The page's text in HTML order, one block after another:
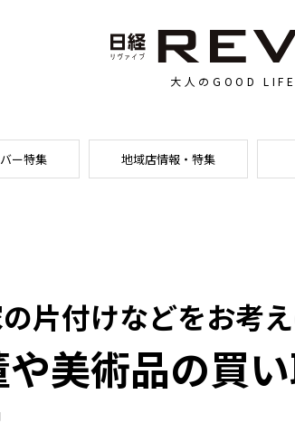
大人のGOOD LIFE
ー特集 地域店情報・特集
片付けなどをお考
美術品の買